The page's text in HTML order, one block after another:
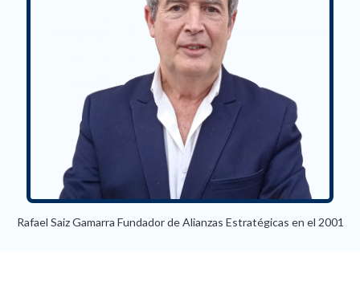
Rafael Saiz Gamarra Fundador de Alianzas Estratégicas en el 2001